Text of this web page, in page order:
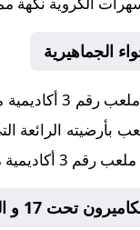
الجماهيرية
ملعب رقم 3 أكاديمية محمد السادس لكرة القدم
بأرضيته الرائعة
السادس لكرة القدم.
الديمقراطية تحت 17